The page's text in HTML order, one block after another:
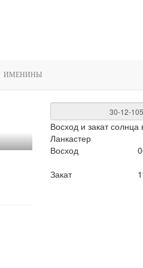
ИМЕНИНЫ
Восход и закат солнца
Ланкастер
Восход
Закат